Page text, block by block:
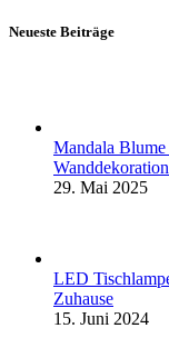
Neueste Beiträge
Mandala Blume
29. Mai 2025
LED
Zuhause
15. Juni 2024